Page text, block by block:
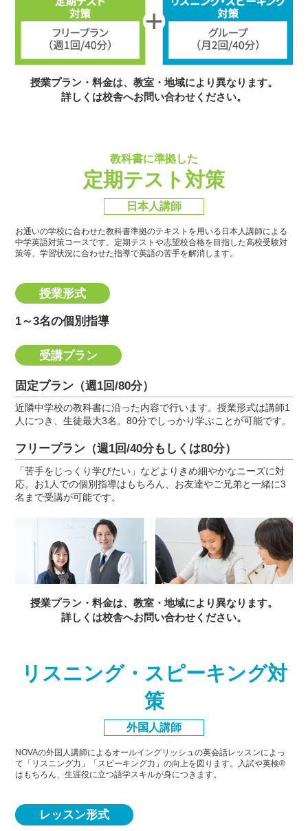
授業プラン・料金は、教室・地域により異なります。
詳しくは校舎へお問い合わせください。
教科書に準拠した
定期テスト対策
日本人講師
お通いの学校に合わせた教科書準拠のテキストを用いる日本人講師による
中学英語対策コースです。 定期テストや志望校合格を目指した高校受験対
策等、学習状況に合わせた指導で英語の苦手を解消します。
授業形式
1～3名の個別指導
受講プラン
固定プラン（週1回/80分）
近隣中学校の教科書に沿った内容で行います。授業形式は講師1
人につき、生徒最大3名。80分でしっかり学ぶことが可能です。
フリープラン（週1回/40分もしくは80分）
「苦手をじっくり学びたい」などよりきめ細やかなニーズに対
応。お1人での個別指導はもちろん、お友達やご兄弟と一緒に3
名まで受講が可能です。
授業プラン・料金は、教室・地域により異なります。
詳しくは校舎へお問い合わせください。
リスニング・スピーキング対
策
外国人講師
NOVAの外国人講師によるオールイングリッシュの英会話レッスンによっ
て「リスニング力」「スピーキング力」の向上を図ります。入試や英検®
はもちろん、生涯役に立つ語学スキルが身につきます。
レッスン形式